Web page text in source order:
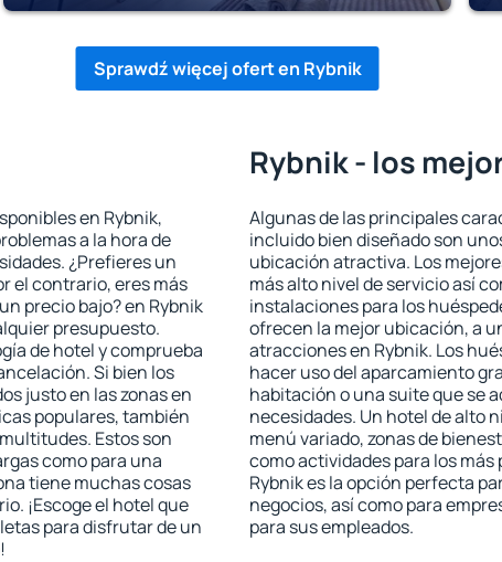
Sprawdź więcej ofert en Rybnik
en Rybnik,
a la hora de
¿Prefieres un
el contrario, eres más
precio bajo? en Rybnik
presupuesto.
de hotel y comprueba
Si bien los
justo en las zonas en
populares, también
Estos son
como para una
tiene muchas cosas
¡Escoge el hotel que
para disfrutar de un
Rybnik - los
Algunas de las principales
incluido bien diseñado son
ubicación atractiva. Los
más alto nivel de servicio así
instalaciones para los
ofrecen la mejor ubicación, a
atracciones en Rybnik. Los
hacer uso del aparcamiento
habitación o una suite que se
necesidades. Un hotel de alto
menú variado, zonas de
como actividades para los
Rybnik es la opción perfecta
negocios, así como para
para sus empleados.